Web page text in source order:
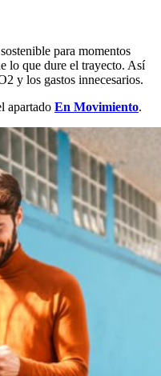
para momentos
lo que dure el trayecto. Así
y los gastos innecesarios.
apartado En Movimiento.